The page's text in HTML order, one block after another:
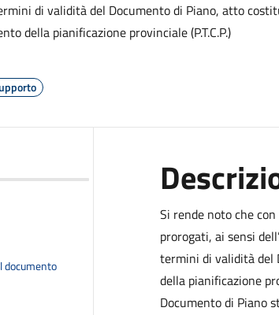
di validità del Documento di Piano, atto
della pianificazione provinciale (P.T.C.P.)
documento
Si rende noto che
prorogati, ai sensi
termini di validità del
della pianificazione
Documento di Piano